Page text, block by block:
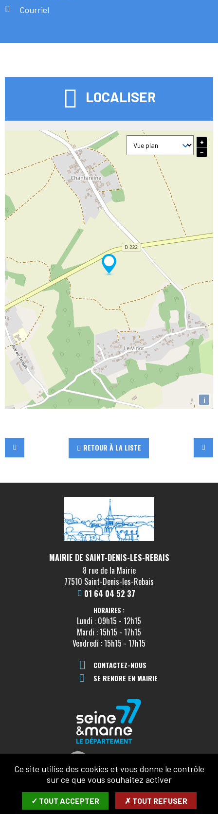
Courriel
LOCALISER
i
+
−
RETOUR À LA LISTE
MAIRIE DE SAINT-DENIS-LES-REBAIS
8 rue de la Mairie
77510 Saint-Denis-les-Rebais
01 64 04 52 37
HORAIRES :
Lundi : 09h15 - 12h15
Mardi : 15h15 - 17h15
Vendredi : 15h15 - 17h15
CONTACTEZ-NOUS
SE RENDRE EN MAIRIE
Ce site utilise des cookies et vous donne le contrôle
sur ce que vous souhaitez activer
✓ TOUT ACCEPTER ✗ TOUT REFUSER